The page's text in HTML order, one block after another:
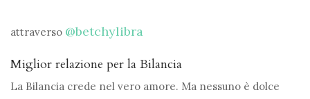
attraverso @betchylibra
Miglior relazione per la Bilancia
La Bilancia crede nel vero amore. Ma nessuno è dolce